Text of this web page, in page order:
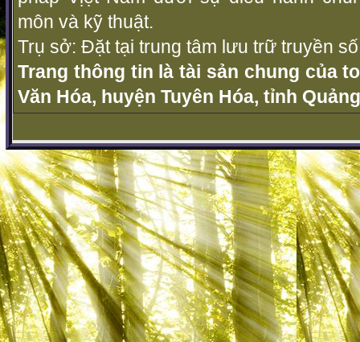
môn và kỹ thuật.
Trụ sở: Đặt tại trung tâm lưu trữ truyền
Trang thông tin là tài sản chung của
Văn Hóa, huyện Tuyên Hóa, tỉnh